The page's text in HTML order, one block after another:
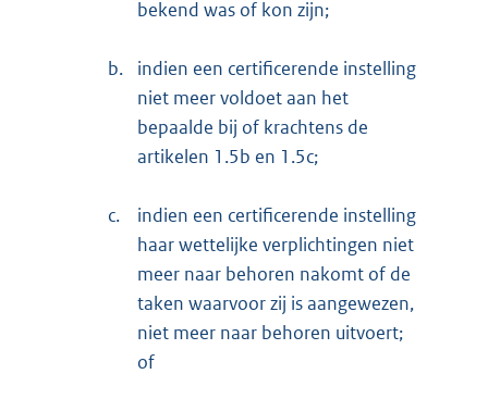
bekend was of kon zijn;
b.
indien een certificerende instelling
niet meer voldoet aan het
bepaalde bij of krachtens de
artikelen 1.5b en 1.5c;
c.
indien een certificerende instelling
haar wettelijke verplichtingen niet
meer naar behoren nakomt of de
taken waarvoor zij is aangewezen,
niet meer naar behoren uitvoert;
of